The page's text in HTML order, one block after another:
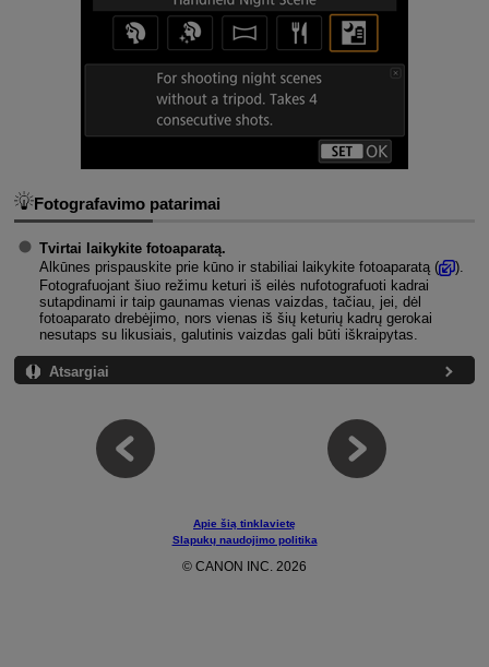
Fotografavimo patarimai
Tvirtai laikykite fotoaparatą.
Alkūnes prispauskite prie kūno ir stabiliai laikykite fotoaparatą (
).
Fotografuojant šiuo režimu keturi iš eilės nufotografuoti kadrai
sutapdinami ir taip gaunamas vienas vaizdas, tačiau, jei, dėl
fotoaparato drebėjimo, nors vienas iš šių keturių kadrų gerokai
nesutaps su likusiais, galutinis vaizdas gali būti iškraipytas.
Atsargiai
Apie šią tinklavietę
Slapukų naudojimo politika
© CANON INC. 2026